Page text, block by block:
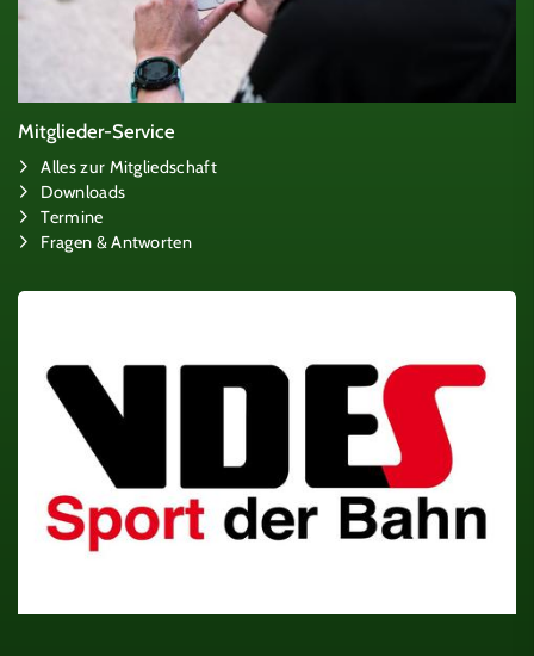
Mitglieder-Service
Alles zur Mitgliedschaft
Downloads
Termine
Fragen & Antworten